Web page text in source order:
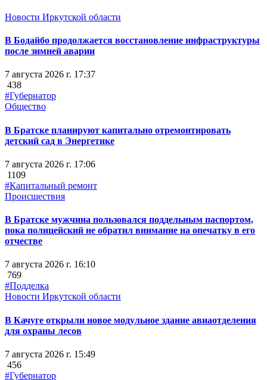
Новости Иркутской области
В Бодайбо продолжается восстановление инфраструктуры
после зимней аварии
7 августа 2026 г. 17:37
438
#Губернатор
Общество
В Братске планируют капитально отремонтировать
детский сад в Энергетике
7 августа 2026 г. 17:06
1109
#Капитальный ремонт
Происшествия
В Братске мужчина пользовался поддельным паспортом,
пока полицейский не обратил внимание на опечатку в его
отчестве
7 августа 2026 г. 16:10
769
#Подделка
Новости Иркутской области
В Качуге открыли новое модульное здание авиаотделения
для охраны лесов
7 августа 2026 г. 15:49
456
#Губернатор